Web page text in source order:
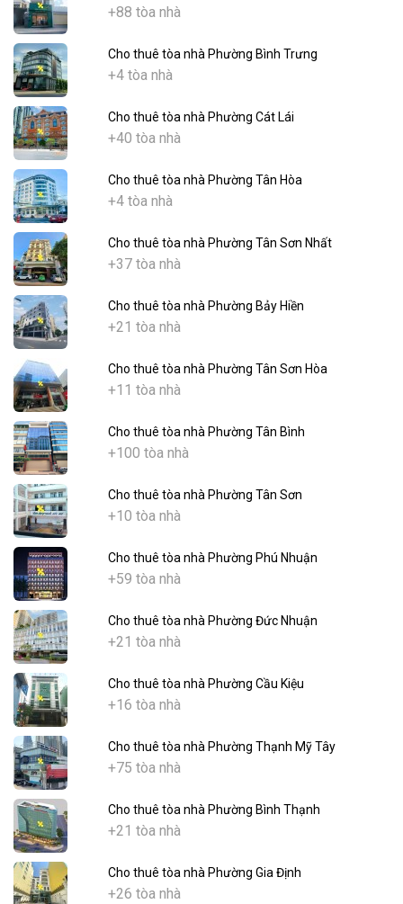
+88 tòa nhà
Cho thuê tòa nhà Phường Bình Trưng
+4 tòa nhà
Cho thuê tòa nhà Phường Cát Lái
+40 tòa nhà
Cho thuê tòa nhà Phường Tân Hòa
+4 tòa nhà
Cho thuê tòa nhà Phường Tân Sơn Nhất
+37 tòa nhà
Cho thuê tòa nhà Phường Bảy Hiền
+21 tòa nhà
Cho thuê tòa nhà Phường Tân Sơn Hòa
+11 tòa nhà
Cho thuê tòa nhà Phường Tân Bình
+100 tòa nhà
Cho thuê tòa nhà Phường Tân Sơn
+10 tòa nhà
Cho thuê tòa nhà Phường Phú Nhuận
+59 tòa nhà
Cho thuê tòa nhà Phường Đức Nhuận
+21 tòa nhà
Cho thuê tòa nhà Phường Cầu Kiệu
+16 tòa nhà
Cho thuê tòa nhà Phường Thạnh Mỹ Tây
+75 tòa nhà
Cho thuê tòa nhà Phường Bình Thạnh
+21 tòa nhà
Cho thuê tòa nhà Phường Gia Định
+26 tòa nhà